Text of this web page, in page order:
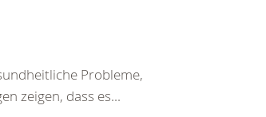
Probleme,
zeigen, dass es...